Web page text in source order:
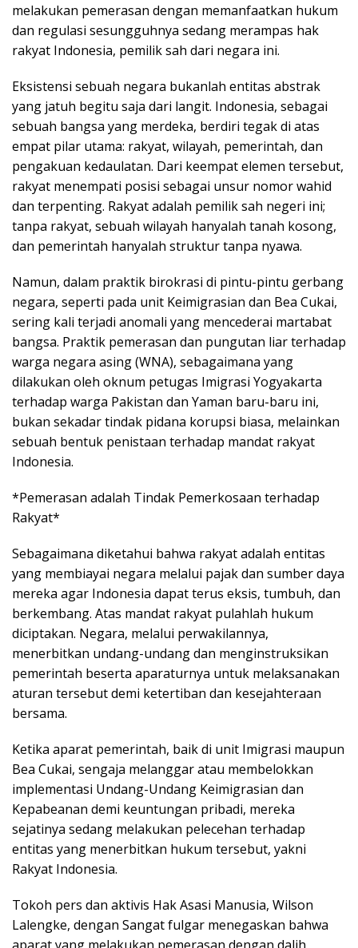
melakukan pemerasan dengan memanfaatkan hukum
dan regulasi sesungguhnya sedang merampas hak
rakyat Indonesia, pemilik sah dari negara ini.
Eksistensi sebuah negara bukanlah entitas abstrak
yang jatuh begitu saja dari langit. Indonesia, sebagai
sebuah bangsa yang merdeka, berdiri tegak di atas
empat pilar utama: rakyat, wilayah, pemerintah, dan
pengakuan kedaulatan. Dari keempat elemen tersebut,
rakyat menempati posisi sebagai unsur nomor wahid
dan terpenting. Rakyat adalah pemilik sah negeri ini;
tanpa rakyat, sebuah wilayah hanyalah tanah kosong,
dan pemerintah hanyalah struktur tanpa nyawa.
Namun, dalam praktik birokrasi di pintu-pintu gerbang
negara, seperti pada unit Keimigrasian dan Bea Cukai,
sering kali terjadi anomali yang mencederai martabat
bangsa. Praktik pemerasan dan pungutan liar terhadap
warga negara asing (WNA), sebagaimana yang
dilakukan oleh oknum petugas Imigrasi Yogyakarta
terhadap warga Pakistan dan Yaman baru-baru ini,
bukan sekadar tindak pidana korupsi biasa, melainkan
sebuah bentuk penistaan terhadap mandat rakyat
Indonesia.
*Pemerasan adalah Tindak Pemerkosaan terhadap
Rakyat*
Sebagaimana diketahui bahwa rakyat adalah entitas
yang membiayai negara melalui pajak dan sumber daya
mereka agar Indonesia dapat terus eksis, tumbuh, dan
berkembang. Atas mandat rakyat pulahlah hukum
diciptakan. Negara, melalui perwakilannya,
menerbitkan undang-undang dan menginstruksikan
pemerintah beserta aparaturnya untuk melaksanakan
aturan tersebut demi ketertiban dan kesejahteraan
bersama.
Ketika aparat pemerintah, baik di unit Imigrasi maupun
Bea Cukai, sengaja melanggar atau membelokkan
implementasi Undang-Undang Keimigrasian dan
Kepabeanan demi keuntungan pribadi, mereka
sejatinya sedang melakukan pelecehan terhadap
entitas yang menerbitkan hukum tersebut, yakni
Rakyat Indonesia.
Tokoh pers dan aktivis Hak Asasi Manusia, Wilson
Lalengke, dengan Sangat fulgar menegaskan bahwa